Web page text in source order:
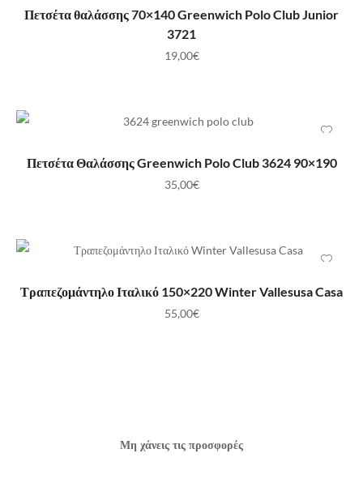
ΠΡΟΣΘΉΚΗ ΣΤΟ ΚΑΛΆΘΙ
Πετσέτα θαλάσσης 70×140 Greenwich Polo Club Junior
3721
19,00€
ΠΡΟΣΘΉΚΗ ΣΤΟ ΚΑΛΆΘΙ
Πετσέτα Θαλάσσης Greenwich Polo Club 3624 90×190
35,00€
ΠΡΟΣΘΉΚΗ ΣΤΟ ΚΑΛΆΘΙ
Τραπεζομάντηλο Ιταλικό 150×220 Winter Vallesusa Casa
55,00€
Μη χάνεις τις προσφορές